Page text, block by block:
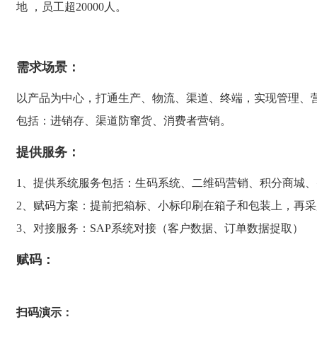
地 ，员工超20000人。
需求场景：
以产品为中心，打通生产、物流、渠道、终端，实现管理、
包括：进销存、渠道防窜货、消费者营销。
提供服务：
1、提供系统服务包括：生码系统、二维码营销、积分商城
2、赋码方案：提前把箱标、小标印刷在箱子和包装上，再
3、对接服务：SAP系统对接（客户数据、订单数据捉取）
赋码：
扫码演示：